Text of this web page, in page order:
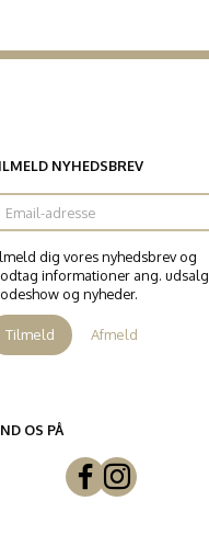
NYHEDSBREV
dig vores nyhedsbrev og
informationer ang. udsalg,
og nyheder.
Tilmeld Afmeld
OS PÅ